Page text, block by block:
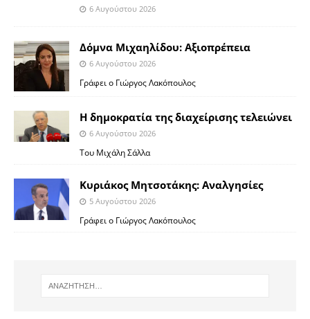
6 Αυγούστου 2026
Δόμνα Μιχαηλίδου: Αξιοπρέπεια
6 Αυγούστου 2026
Γράφει ο Γιώργος Λακόπουλος
Η δημοκρατία της διαχείρισης τελειώνει
6 Αυγούστου 2026
Του Μιχάλη Σάλλα
Κυριάκος Μητσοτάκης: Αναλγησίες
5 Αυγούστου 2026
Γράφει ο Γιώργος Λακόπουλος